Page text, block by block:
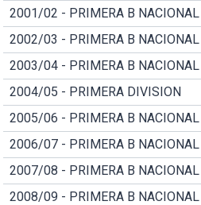
2001/02 - PRIMERA B NACIONAL
2002/03 - PRIMERA B NACIONAL
2003/04 - PRIMERA B NACIONAL
2004/05 - PRIMERA DIVISION
2005/06 - PRIMERA B NACIONAL
2006/07 - PRIMERA B NACIONAL
2007/08 - PRIMERA B NACIONAL
2008/09 - PRIMERA B NACIONAL